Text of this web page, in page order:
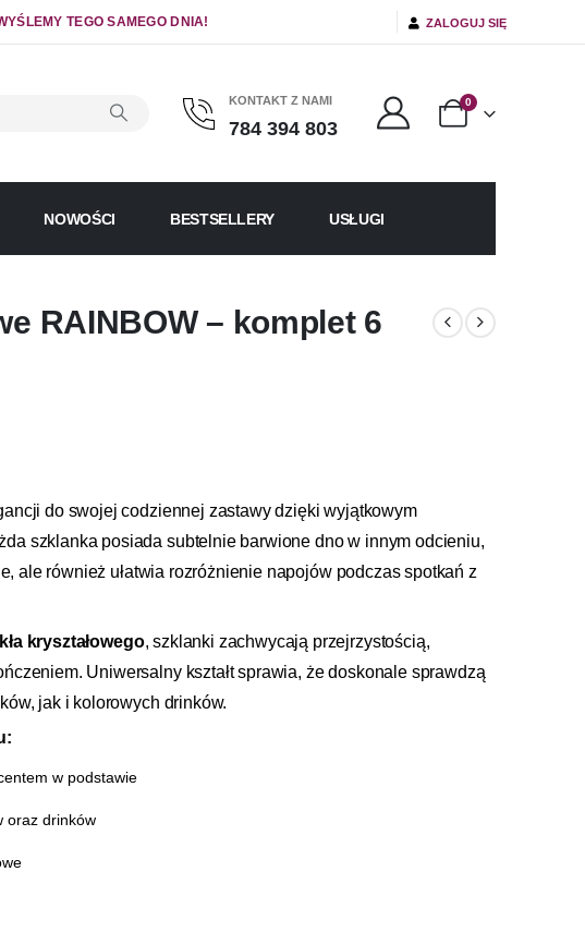
TEGO SAMEGO DNIA! ZALOGUJ SIĘ
KONTAKT Z NAMI
784 394 803
0
NOWOŚCI BESTSELLERY USŁUGI
RAINBOW – komplet 6
do swojej codziennej zastawy dzięki wyjątkowym
szklanka posiada subtelnie barwione dno w innym odcieniu,
ale również ułatwia rozróżnienie napojów podczas spotkań z
kryształowego, szklanki zachwycają przejrzystością,
Uniwersalny kształt sprawia, że doskonale sprawdzą
jak i kolorowych drinków.
w podstawie
oraz drinków